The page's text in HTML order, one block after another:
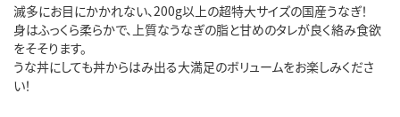
滅多にお目にかかれない、200g以上の超特大サイズの国産うなぎ！
身はふっくら柔らかで、上質なうなぎの脂と甘めのタレが良く絡み食欲
をそそります。
うな丼にしても丼からはみ出る大満足のボリュームをお楽しみくださ
い！